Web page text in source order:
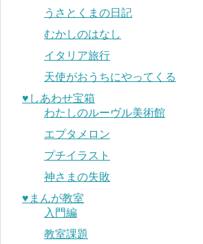
うさとくまの日記
むかしのはなし
イタリア旅行
天使がおうちにやってくる
♥︎しあわせ宝箱
わたしのルーヴル美術館
エプタメロン
プチイラスト
神さまの失敗
♥︎まんが教室
入門編
教室課題